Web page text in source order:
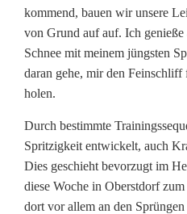
l
:
U
V
-
U
kommend, bauen wir unsere
von Grund auf auf. Ich
Schnee mit meinem jüngsten
daran gehe, mir den Feinschliff
holen.
Durch bestimmte
Spritzigkeit entwickelt, auch
Dies geschieht bevorzugt im
diese Woche in Oberstdorf
dort vor allem an den